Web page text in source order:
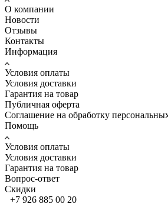
О компании
Новости
Отзывы
Контакты
Информация
Условия оплаты
Условия доставки
Гарантия на товар
Публичная оферта
Соглашение на обработку
Помощь
Условия оплаты
Условия доставки
Гарантия на товар
Вопрос-ответ
Скидки
+7 926 885 00 20